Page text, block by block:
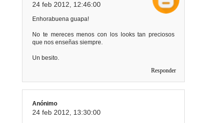
24 feb 2012, 12:46:00
Enhorabuena guapa!
No te mereces menos con los looks tan preciosos
que nos enseñas siempre.
Un besito.
Responder
Anónimo
24 feb 2012, 13:30:00